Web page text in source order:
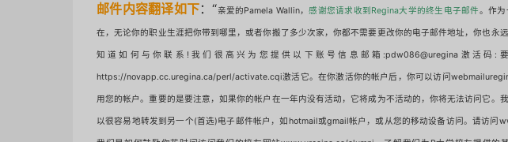
邮件内容翻译如下：“亲爱的Pamela Wallin，感谢您请求收到Regina大学的终生电子邮件。作为
在，无论你的职业生涯把你带到哪里，或者你搬了多少次家，你都不需要更改你的电子邮件地址，你也永
知道如何与你联系! 我们很高兴为您提供以下账号信息邮箱:pdw086@uregina 激活码:
https://novapp.cc.uregina.ca/perl/activate.cqi激活它。 在你激活你的帐户后，你可以访问
用您的帐户。重要的是要注意，如果你的帐户在一年内没有活动，它将成为不活动的，你将无法访问它。
以很容易地转发到另一个(首选)电子邮件帐户，如hotmail或gmail帐户，或从您的移动设备访问。请访问